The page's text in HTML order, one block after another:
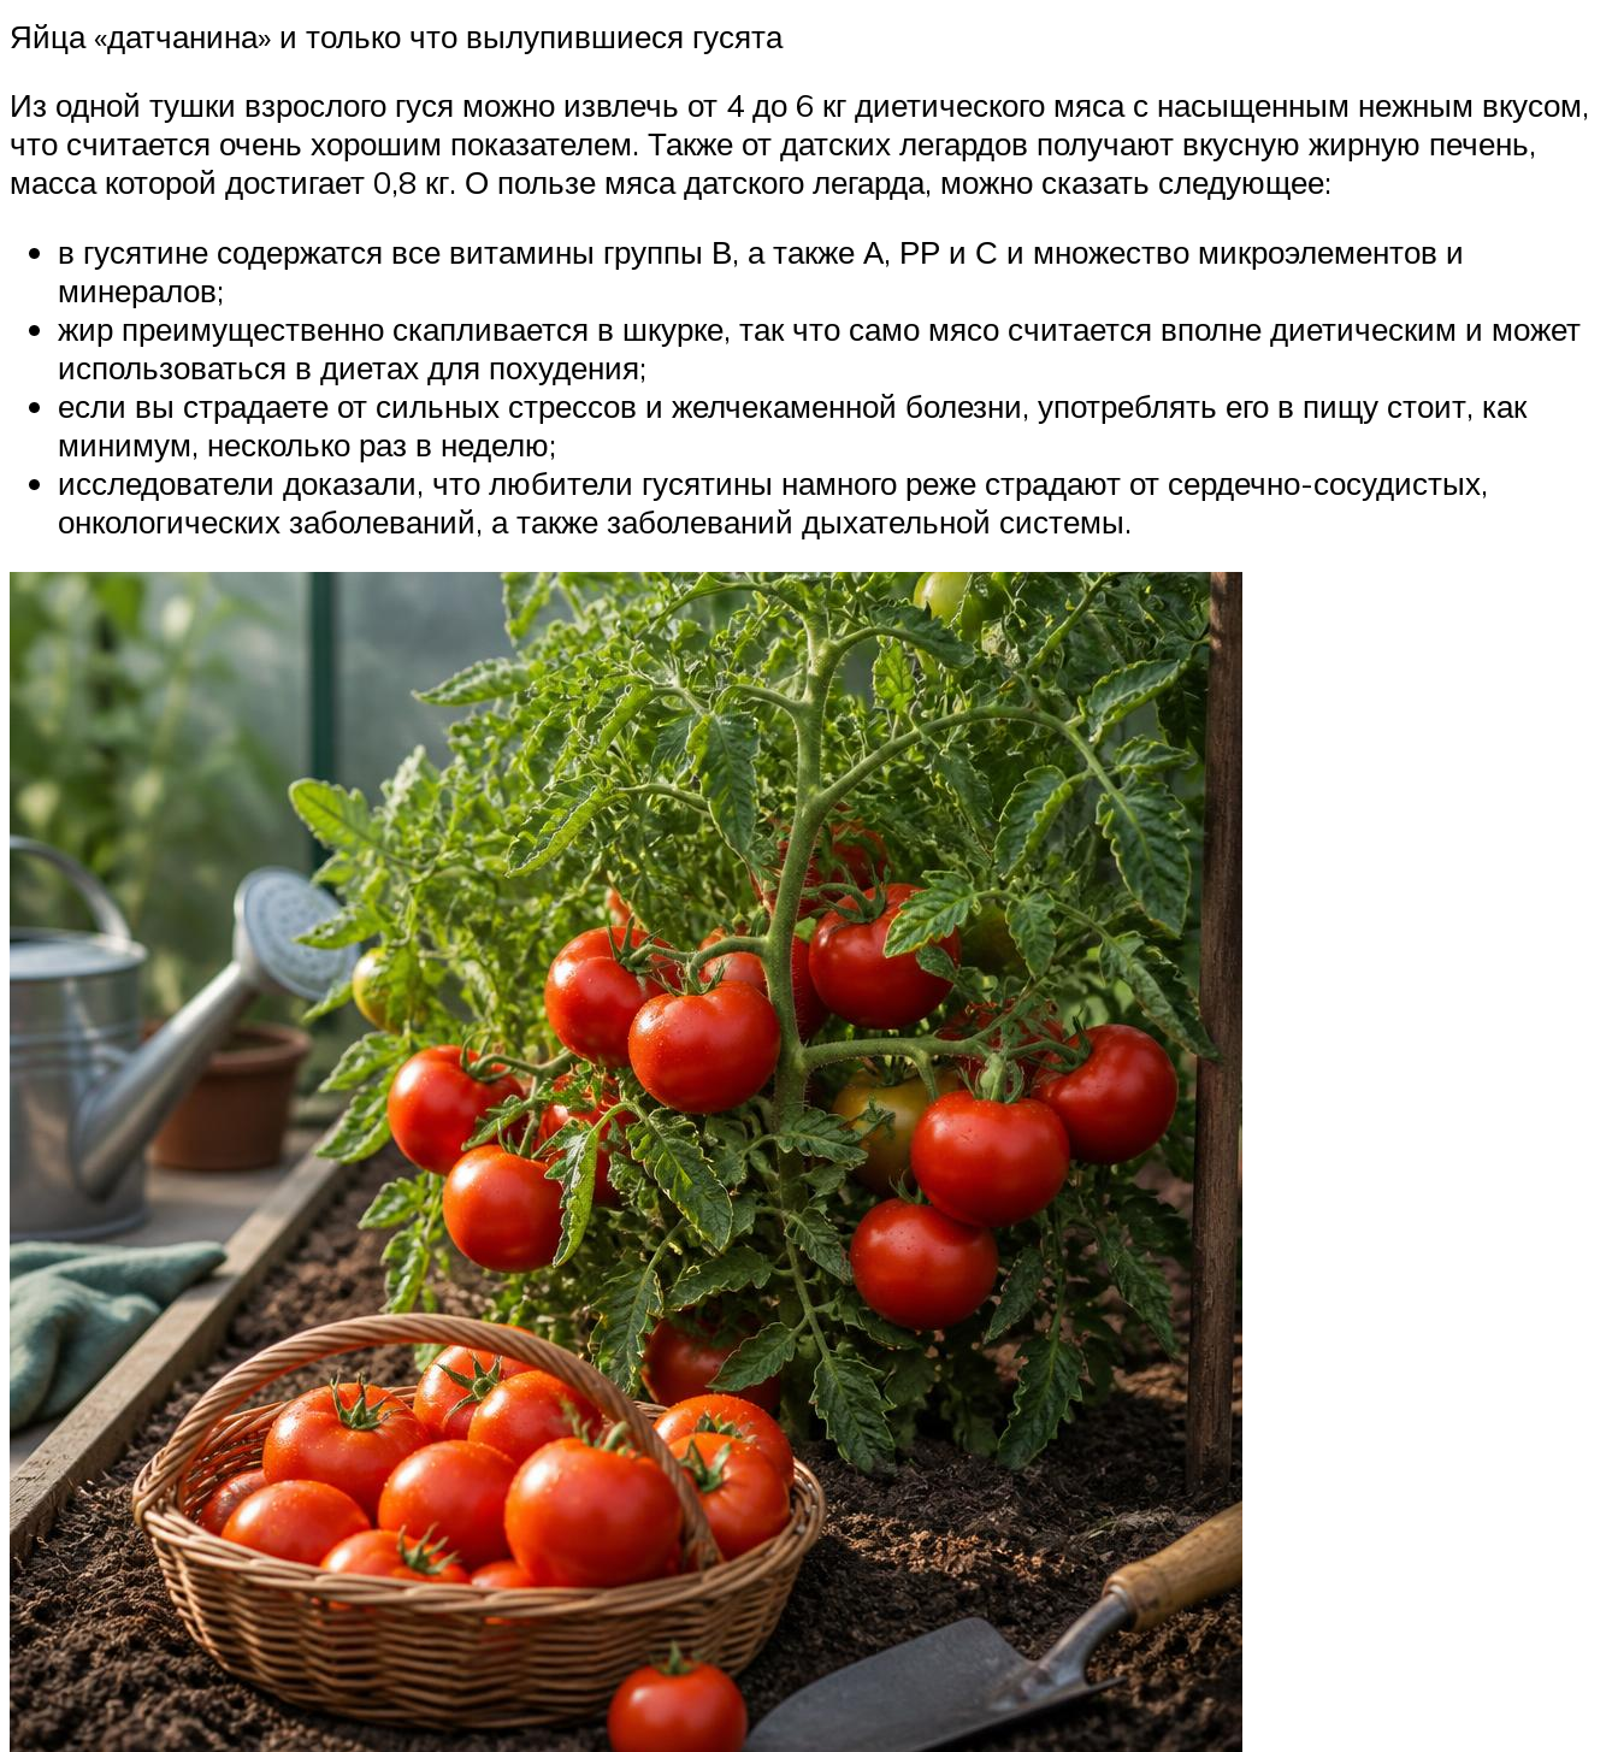
Яйца «датчанина» и только что вылупившиеся гусята
Из одной тушки взрослого гуся можно извлечь от 4 до 6 кг диетического мяса с насыщенным нежным вкусом,
что считается очень хорошим показателем. Также от датских легардов получают вкусную жирную печень,
масса которой достигает 0,8 кг. О пользе мяса датского легарда, можно сказать следующее:
в гусятине содержатся все витамины группы В, а также А, РР и С и множество микроэлементов и
минералов;
жир преимущественно скапливается в шкурке, так что само мясо считается вполне диетическим и может
использоваться в диетах для похудения;
если вы страдаете от сильных стрессов и желчекаменной болезни, употреблять его в пищу стоит, как
минимум, несколько раз в неделю;
исследователи доказали, что любители гусятины намного реже страдают от сердечно-сосудистых,
онкологических заболеваний, а также заболеваний дыхательной системы.